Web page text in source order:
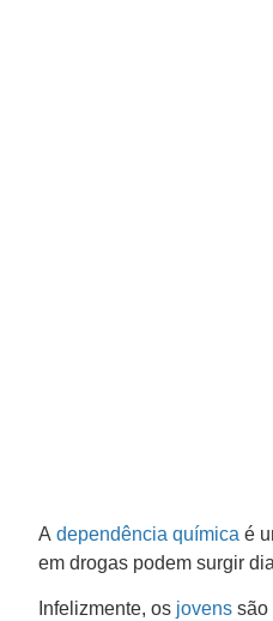
A dependência química é
em drogas podem surgir
Infelizmente, os jovens são